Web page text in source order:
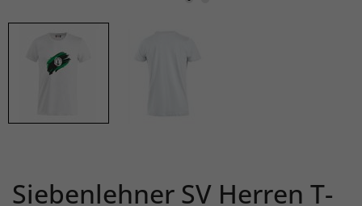
Siebenlehner SV Herren T-